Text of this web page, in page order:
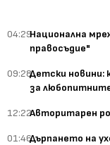
04:29Национална
правосъдие"
09:28Детски новини:
за
12:22Авторитарен
01:46Дърпането на